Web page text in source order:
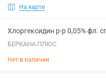
На карте
Хлоргексидин р-р 0,05% фл.
БЕРКАНА ПЛЮС
Нет в наличии